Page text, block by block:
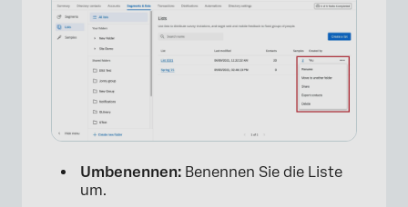
Umbenennen: Benennen Sie die Liste
um.